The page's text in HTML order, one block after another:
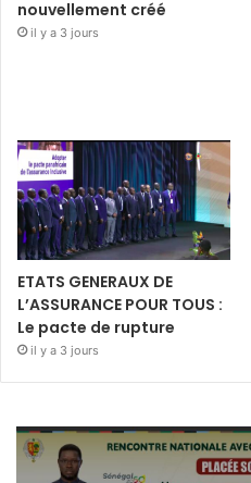
nouvellement créé
il y a 3 jours
ETATS GENERAUX DE
L’ASSURANCE POUR TOUS :
Le pacte de rupture
il y a 3 jours